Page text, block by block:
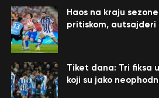
Haos na kraju
pritiskom, autsajderi
Tiket dana: Tri fiksa
koji su jako